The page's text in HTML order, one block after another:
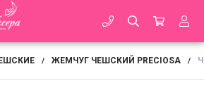
/ ЖЕМЧУГ ЧЕШСКИЙ PRECIOSA /